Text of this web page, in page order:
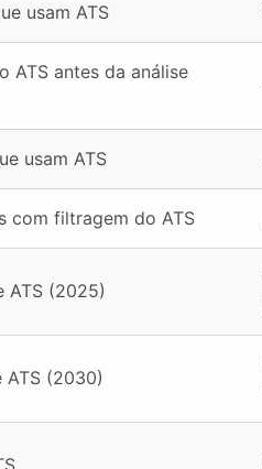
usam ATS
ATS antes da análise
usam ATS
com filtragem do ATS
ATS (2025)
(2030)